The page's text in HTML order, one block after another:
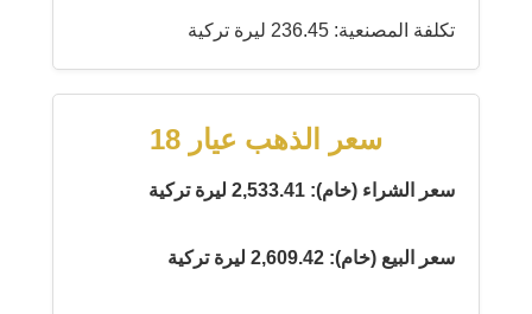
تكلفة المصنعية: 236.45 ليرة تركية
سعر الذهب عيار 18
سعر الشراء (خام): 2,533.41 ليرة تركية
سعر البيع (خام): 2,609.42 ليرة تركية